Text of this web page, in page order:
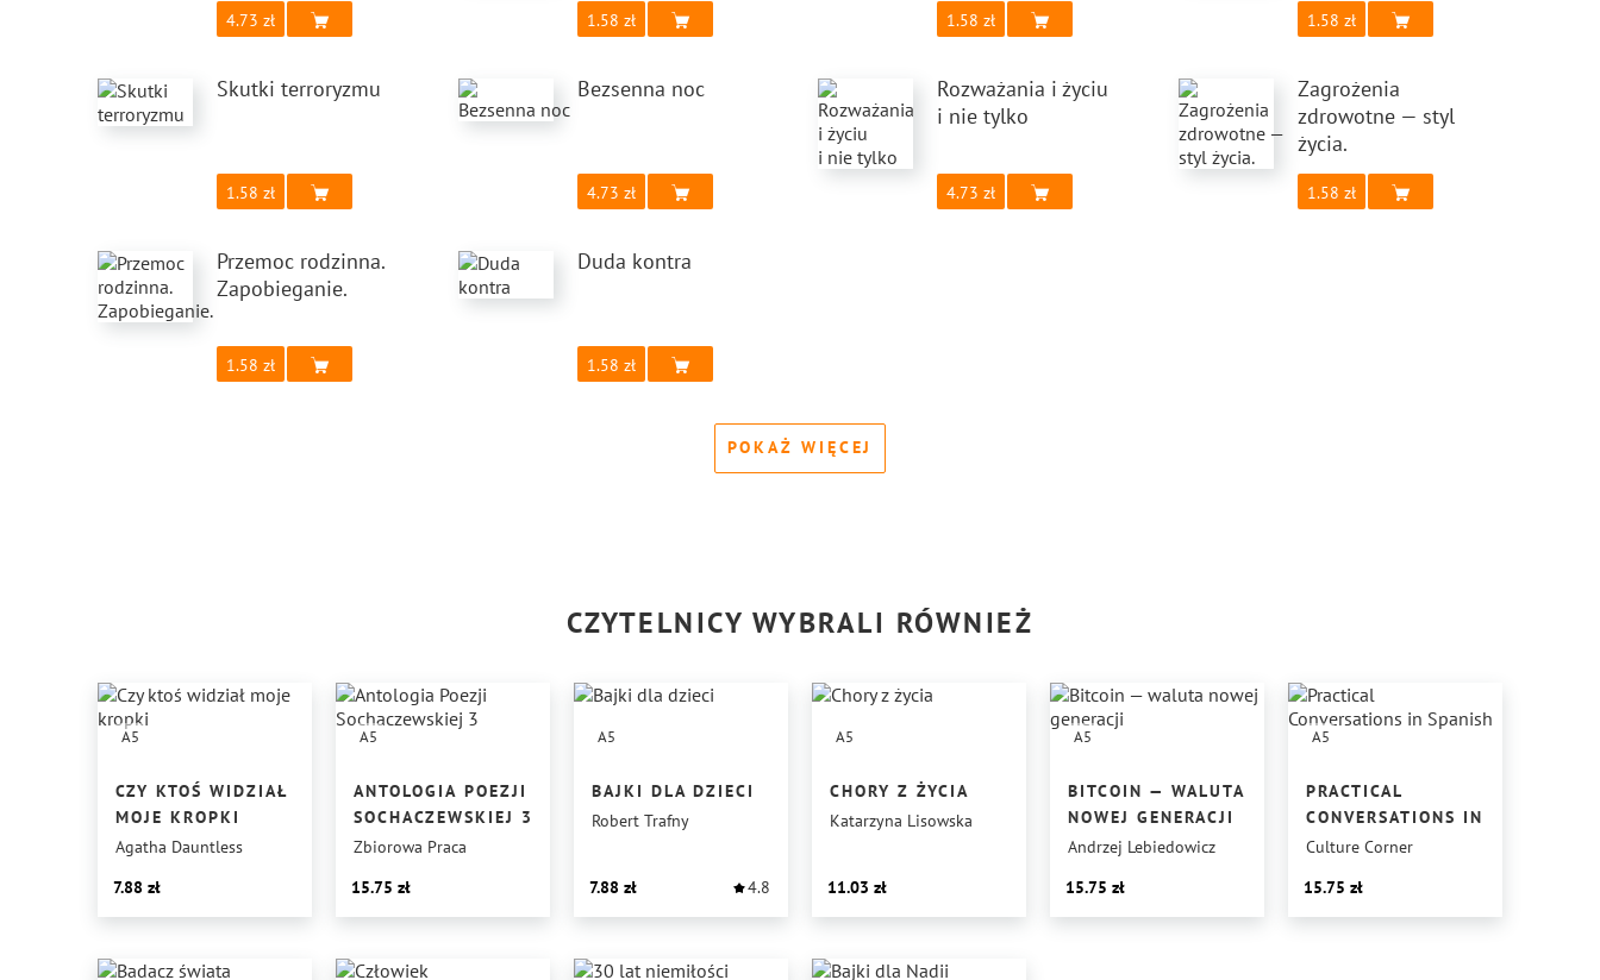
4.73 1.58 1.58 1.58
Skutki terroryzmu
1.58
Bezsenna noc
4.73
Rozważania i życiu
i nie tylko
4.73
Zagrożenia
zdrowotne — styl
życia.
1.58
Przemoc rodzinna.
Zapobieganie.
1.58
Duda kontra
1.58
POKAŻ WIĘCEJ
CZYTELNICY WYBRALI RÓWNIEŻ
A5
CZY KTOŚ WIDZIAŁ
MOJE KROPKI
Agatha Dauntless
7.88
A5
ANTOLOGIA POEZJI
SOCHACZEWSKIEJ 3
Zbiorowa Praca
15.75
A5
BAJKI DLA DZIECI
Robert Trafny
7.88 4.8
A5
CHORY Z ŻYCIA
Katarzyna Lisowska
11.03
A5
BITCOIN — WALUTA
NOWEJ GENERACJI
Andrzej Lebiedowicz
15.75
A5
PRACTICAL
CONVERSATIONS IN SPANISH
Culture Corner
15.75